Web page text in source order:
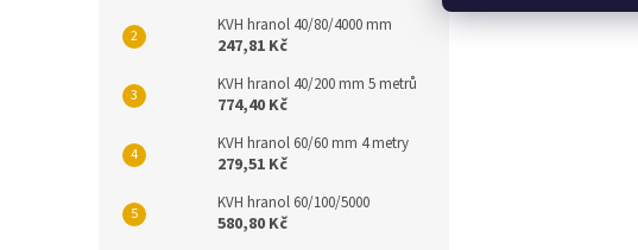
KVH hranol 40/80/4000 mm
247,81 Kč
KVH hranol 40/200 mm 5 metrů
774,40 Kč
KVH hranol 60/60 mm 4 metry
279,51 Kč
KVH hranol 60/100/5000
580,80 Kč